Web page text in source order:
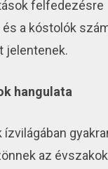
felfedezésre
és a kóstolók
jelentenek.
hangulata
ízvilágában
az